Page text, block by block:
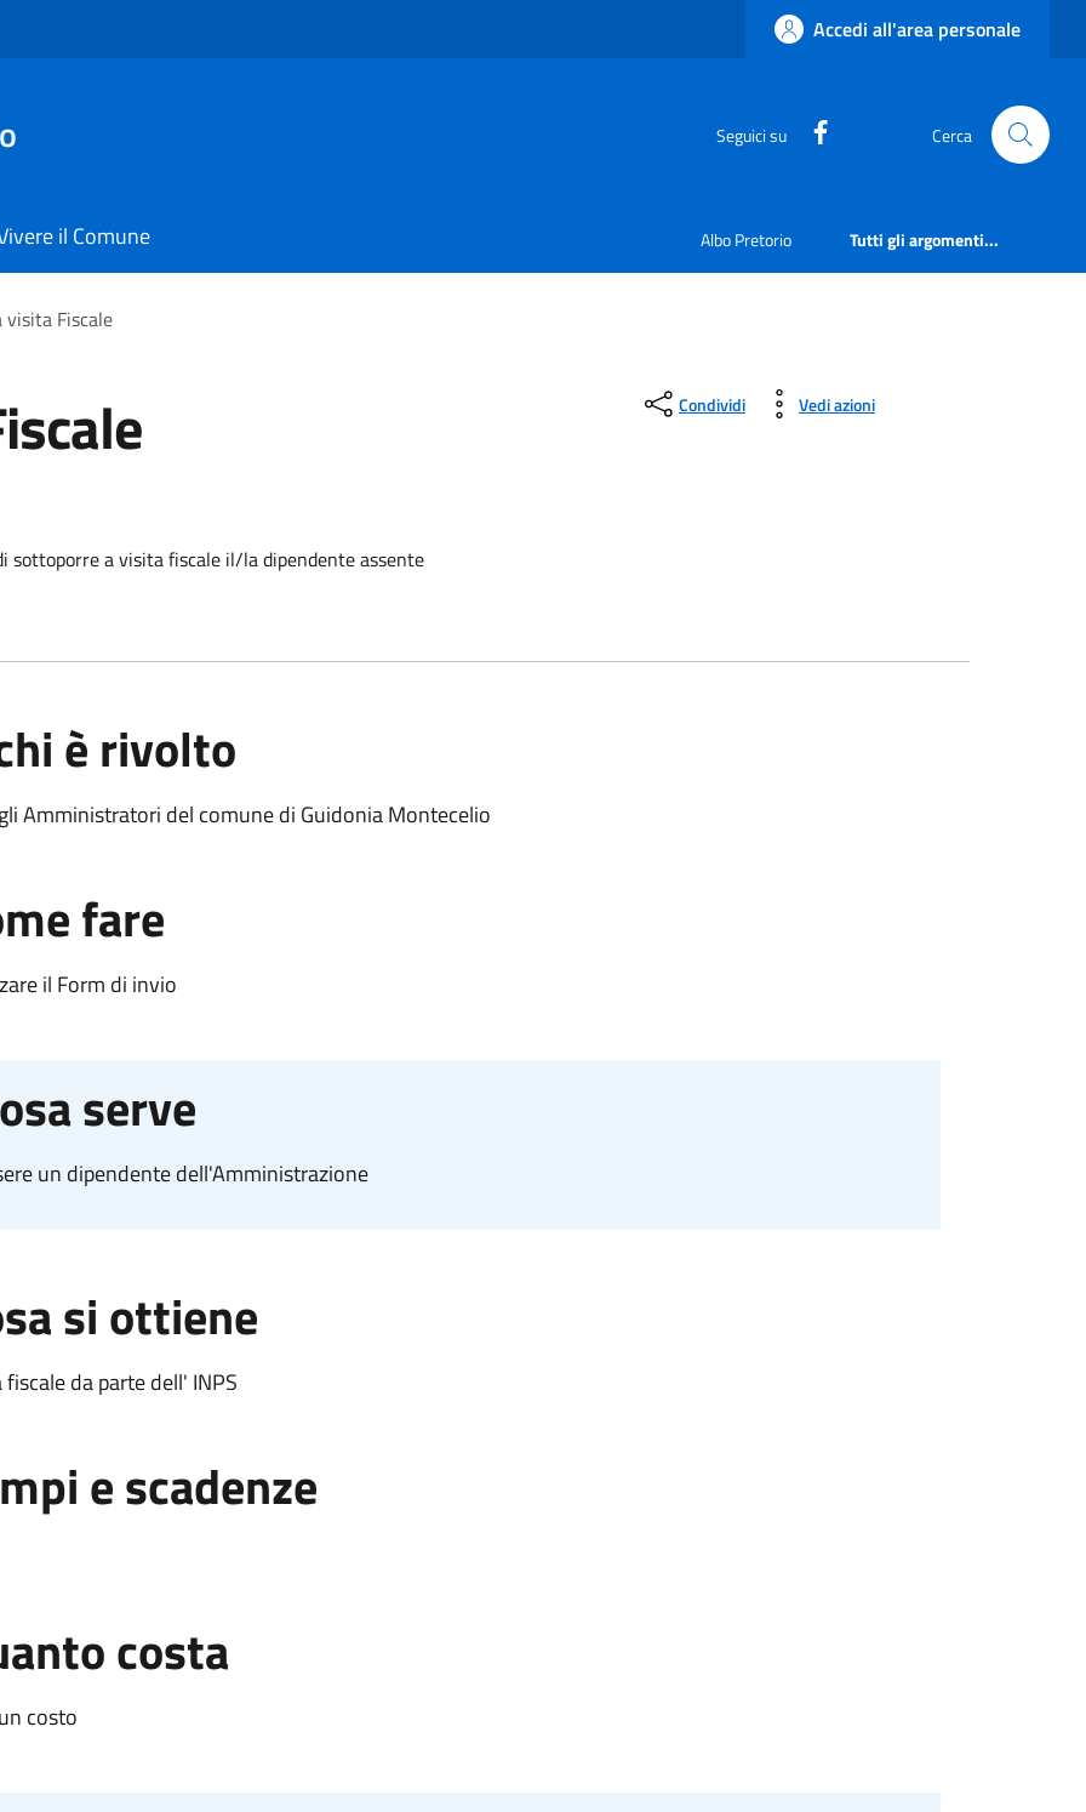
Accedi all'area personale
Seguici su https:// Cerca
il Comune Albo Pretorio Tutti gli argomenti...
visita Fiscale
sottoporre a visita fiscale il/la dipendente assente
Condividi Vedi azioni
è rivolto
Amministratori del comune di Guidonia Montecelio
fare
il Form di invio
serve
un dipendente dell'Amministrazione
si ottiene
fiscale da parte dell' INPS
e scadenze
costa
costo